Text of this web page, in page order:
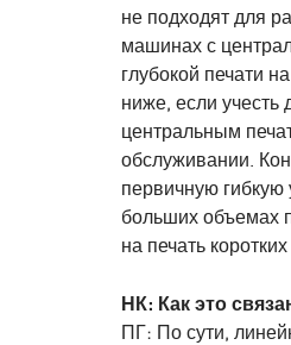
не подходят для
машинах с
глубокой печати
ниже, если учесть
центральным
обслуживании.
первичную гибкую
больших объемах
на печать
НК: Как это
ПГ: По сути,